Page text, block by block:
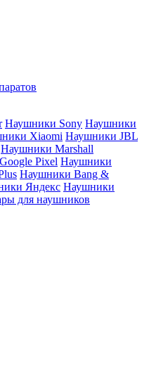
Наушники Sony Наушники
Xiaomi Наушники JBL
Наушники Marshall
Pixel Наушники
Наушники Bang &
Яндекс Наушники
для наушников